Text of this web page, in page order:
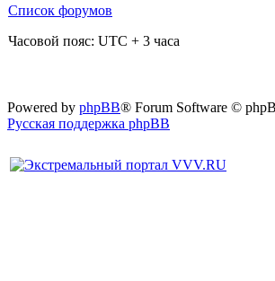
Список форумов
Часовой пояс: UTC + 3 часа
Powered by phpBB® Forum Software ©
Русская поддержка phpBB